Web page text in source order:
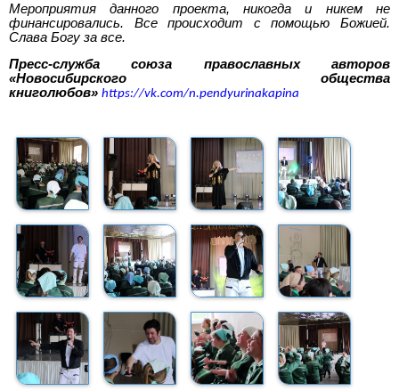
Мероприятия данного проекта, никогда и никем не
финансировались. Все происходит с помощью Божией.
Слава Богу за все.
Пресс-служба союза православных авторов
«Новосибирского общества
книголюбов» https://vk.com/n.pendyurinakapina